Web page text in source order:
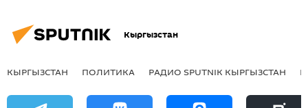
Кыргызстан
КЫРГЫЗСТАН ПОЛИТИКА РАДИО SPUTNIK КЫРГЫЗСТАН